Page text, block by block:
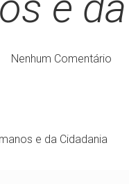
Nenhum Comentário
e da Cidadania